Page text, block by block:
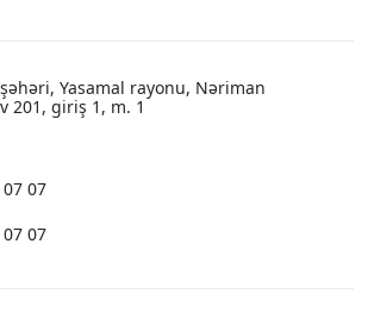
şəhəri, Yasamal rayonu, Nəriman
201, giriş 1, m. 1
07
07